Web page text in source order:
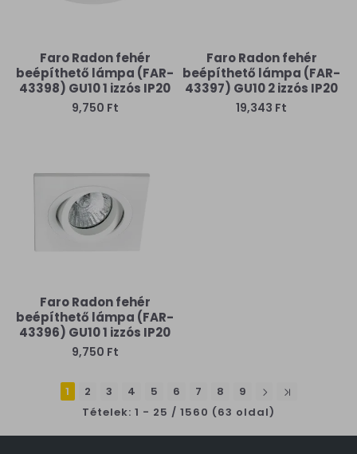
Faro Radon fehér
beépíthető lámpa (FAR-
43398) GU10 1 izzós IP20
9,750 Ft
Faro Radon fehér
beépíthető lámpa (FAR-
43397) GU10 2 izzós IP20
19,343 Ft
Faro Radon fehér
beépíthető lámpa (FAR-
43396) GU10 1 izzós IP20
9,750 Ft
1 2 3 4 5 6 7 8
9
Tételek: 1 - 25 / 1560 (63 oldal)